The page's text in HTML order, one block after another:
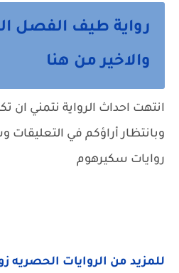
والاخير من هنا
انتهت احداث الرواية نتمني ان
وبانتظار أراؤكم في التعليقات
روايات سكيرهوم
للمزيد من الروايات الحصريه